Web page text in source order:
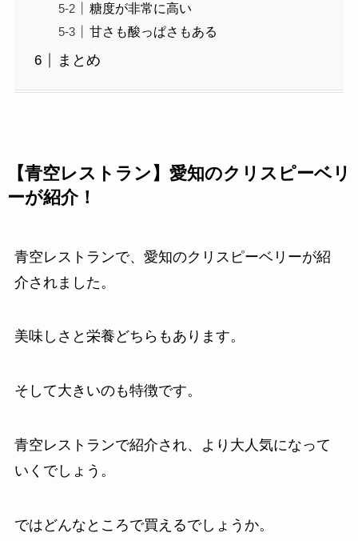
糖度が非常に高い
甘さも酸っぱさもある
まとめ
【青空レストラン】愛知のクリスピーベリ
ーが紹介！
青空レストランで、愛知のクリスピーベリーが紹
介されました。
美味しさと栄養どちらもあります。
そして大きいのも特徴です。
青空レストランで紹介され、より大人気になって
いくでしょう。
ではどんなところで買えるでしょうか。